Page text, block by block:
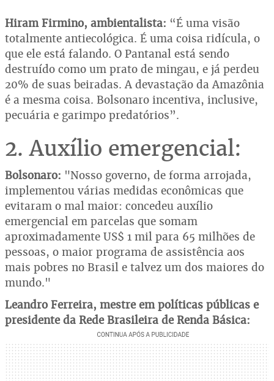
Hiram Firmino, ambientalista: “É uma visão
totalmente antiecológica. É uma coisa ridícula, o
que ele está falando. O Pantanal está sendo
destruído como um prato de mingau, e já perdeu
20% de suas beiradas. A devastação da Amazônia
é a mesma coisa. Bolsonaro incentiva, inclusive,
pecuária e garimpo predatórios”.
2. Auxílio emergencial:
Bolsonaro: "Nosso governo, de forma arrojada,
implementou várias medidas econômicas que
evitaram o mal maior: concedeu auxílio
emergencial em parcelas que somam
aproximadamente US$ 1 mil para 65 milhões de
pessoas, o maior programa de assistência aos
mais pobres no Brasil e talvez um dos maiores do
mundo."
Leandro Ferreira, mestre em políticas públicas e
presidente da Rede Brasileira de Renda Básica: